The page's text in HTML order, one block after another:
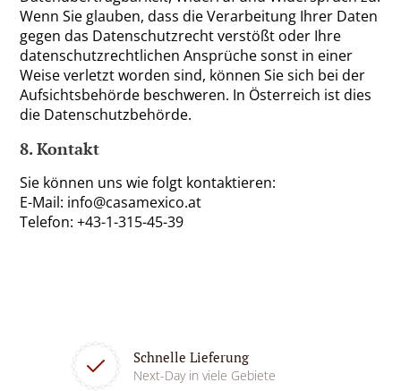
Wenn Sie glauben, dass die Verarbeitung Ihrer Daten
gegen das Datenschutzrecht verstößt oder Ihre
datenschutzrechtlichen Ansprüche sonst in einer
Weise verletzt worden sind, können Sie sich bei der
Aufsichtsbehörde beschweren. In Österreich ist dies
die Datenschutzbehörde.
8. Kontakt
Sie können uns wie folgt kontaktieren:
E-Mail: info@casamexico.at
Telefon: +43-1-315-45-39
Schnelle Lieferung
Next-Day in viele Gebiete